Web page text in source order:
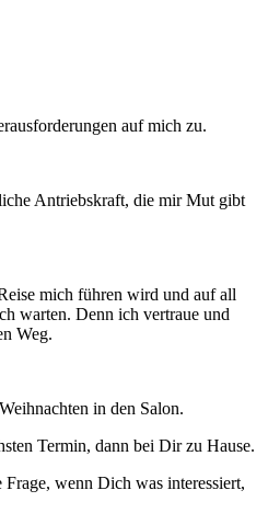
auf mich zu.
Antriebskraft, die mir Mut gibt
mich führen wird und auf all
warten. Denn ich vertraue und
Weg.
in den Salon.
Termin, dann bei Dir zu Hause.
wenn Dich was interessiert,